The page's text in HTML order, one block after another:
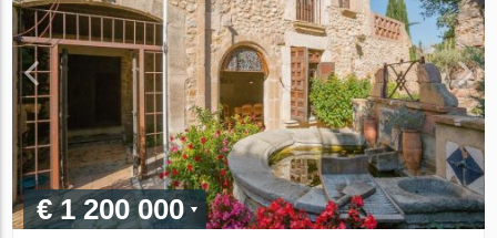
€ 1 200 000